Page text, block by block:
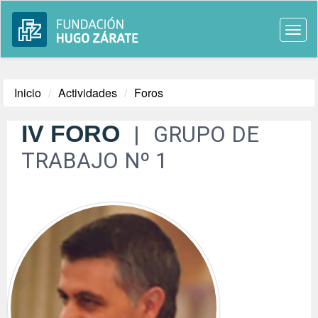
Inicio Actividades Foros
IV FORO
GRUPO DE
TRABAJO Nº 1